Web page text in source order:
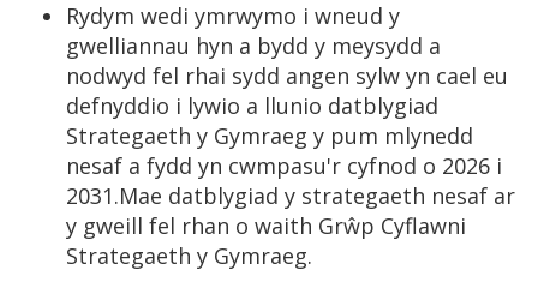
Rydym wedi ymrwymo i wneud y
gwelliannau hyn a bydd y meysydd a
nodwyd fel rhai sydd angen sylw yn cael eu
defnyddio i lywio a llunio datblygiad
Strategaeth y Gymraeg y pum mlynedd
nesaf a fydd yn cwmpasu'r cyfnod o 2026 i
2031.Mae datblygiad y strategaeth nesaf ar
y gweill fel rhan o waith Grŵp Cyflawni
Strategaeth y Gymraeg.